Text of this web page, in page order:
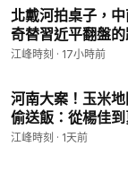
1⃣推特 ►https://
2⃣臉書 ►https://
北戴河拍桌子，
奇替習近平翻盤
457期】#中國時局
江峰時刻 · 17小時前
河南大案！玉米
偷送飯：從楊佳
「俠客」？【江
江峰時刻 · 1天前